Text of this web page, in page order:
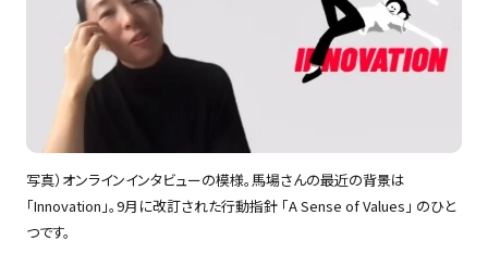
写真）オンラインインタビューの模様。馬場さんの最近の背景は
「Innovation」。9月に改訂された行動指針 「A Sense of Values」 のひと
つです。